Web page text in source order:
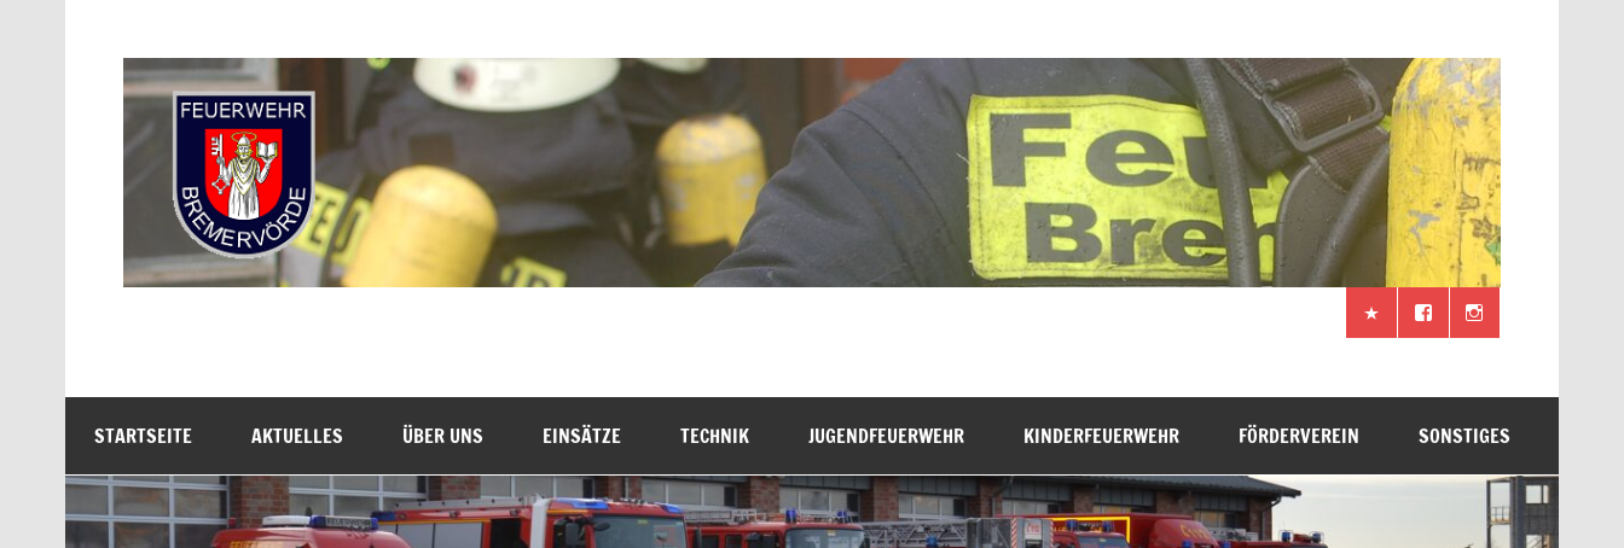
Freiwillige Feuerwehr Bremervörde
STARTSEITE AKTUELLES ÜBER UNS EINSÄTZE TECHNIK JUGENDFEUERWEHR KINDERFEUERWEHR FÖRDERVEREIN SONSTIGES